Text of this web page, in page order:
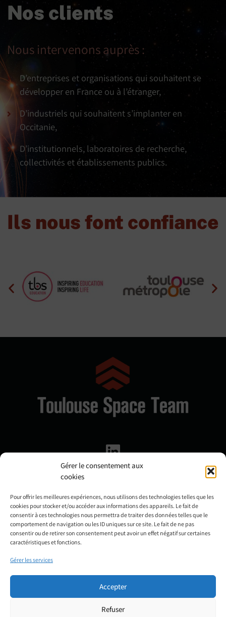
Gérer le consentement aux
cookies
Pour offrir les meilleures expériences, nous utilisons des technologies telles que les
cookies pour stocker et/ou accéder aux informations des appareils. Le fait de
consentir à ces technologies nous permettra de traiter des données telles que le
comportement de navigation ou les ID uniques sur ce site. Le fait de ne pas
consentir ou de retirer son consentement peut avoir un effet négatif sur certaines
caractéristiques et fonctions.
Gérer les services
Accepter
Refuser
Nos clients
Nous intervenons auprès :
D’entreprises et organisations qui souhaitent se
développer en France ou à l’étranger,
D’industriels qui souhaitent s’implanter en
Occitanie,
D’institutionnels, laboratoires de recherche,
collectivités et établissements publics.
Ils nous font confiance
A propos de nous
Notre offre de services
Actualités
Contact